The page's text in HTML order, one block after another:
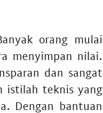
orang mulai
menyimpan nilai.
dan sangat
istilah teknis yang
Dengan bantuan